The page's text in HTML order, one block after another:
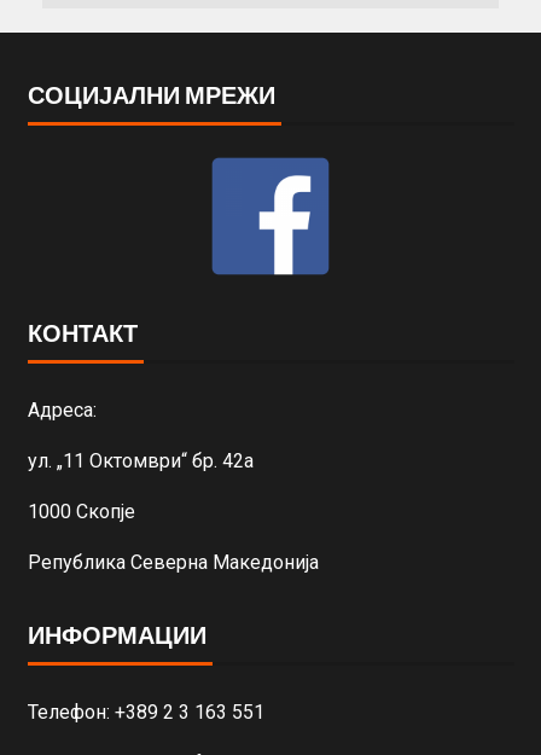
СОЦИЈАЛНИ МРЕЖИ
КОНТАКТ
Адреса:
ул. „11 Октомври“ бр. 42а
1000 Скопје
Република Северна Македонија
ИНФОРМАЦИИ
Телефон: +389 2 3 163 551